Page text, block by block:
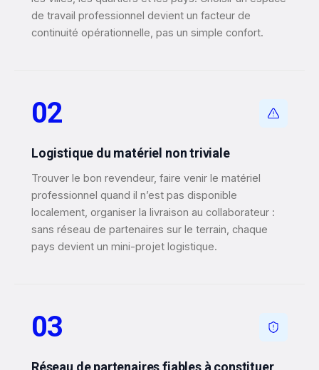
de travail professionnel devient un facteur de
continuité opérationnelle, pas un simple confort.
02
Logistique du matériel non triviale
Trouver le bon revendeur, faire venir le matériel
professionnel quand il n’est pas disponible
localement, organiser la livraison au collaborateur :
sans réseau de partenaires sur le terrain, chaque
pays devient un mini-projet logistique.
03
Réseau de partenaires fiables à constituer